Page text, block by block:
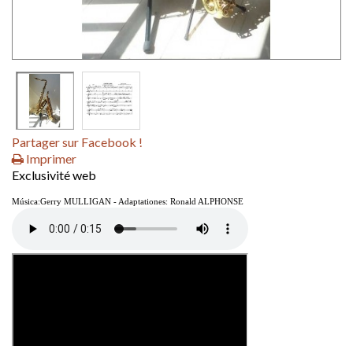
Partager sur Facebook !
Imprimer
Exclusivité web
Música:Gerry MULLIGAN - Adaptationes: Ronald ALPHONSE